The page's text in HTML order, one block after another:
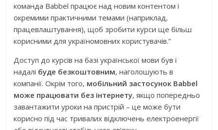
команда Babbel працює над новим контентом і
окремими практичними темами (наприклад,
працевлаштування), щоб зробити курси ще більш
корисними для україномовних користувачів.”
Доступ до курсів на базі української мови був і
надалі буде безкоштовним, наголошують в
компанії. Окрім того, мобільний застосунок Babbel
може працювати без інтернету, якщо попередньо
завантажити уроки на пристрій – це може бути
корисно під час тривалих відключень електроенергії